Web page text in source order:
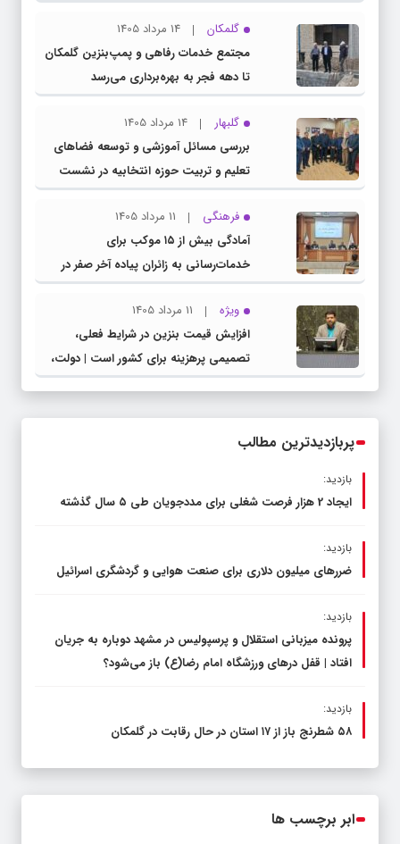
گلمکان
14 مرداد 1405
مجتمع خدمات رفاهی و پمپ‌بنزین گلمکان
تا دهه فجر به بهره‌برداری می‌رسد
گلبهار
14 مرداد 1405
بررسی مسائل آموزشی و توسعه فضاهای
تعلیم و تربیت حوزه انتخابیه در نشست
مشترک عضو کمیسیون آموزش مجلس با
مدیرکل آموزش و پرورش خراسان رضوی
فرهنگی
11 مرداد 1405
آمادگی بیش از ۱۵ موکب برای
خدمات‌رسانی به زائران پیاده آخر صفر در
شهرستان چناران
ویژه
11 مرداد 1405
افزایش قیمت بنزین در شرایط فعلی،
تصمیمی پرهزینه برای کشور است | دولت،
قاچاق سوخت و عوامل اصلی ناترازی را
پربازدیدترین مطالب
بازدید:
ایجاد 2 هزار فرصت شغلی برای مددجویان طی ۵ سال گذشته
بازدید:
ضررهای میلیون دلاری برای صنعت هوایی و گردشگری اسرائیل
بازدید:
پرونده میزبانی استقلال و پرسپولیس در مشهد دوباره به جریان
افتاد | قفل در‌های ورزشگاه امام رضا(ع) باز می‌شود؟
بازدید:
۵۸ شطرنج‌ باز از ۱۷ استان در حال رقابت در گلمکان
ابر برچسب ها